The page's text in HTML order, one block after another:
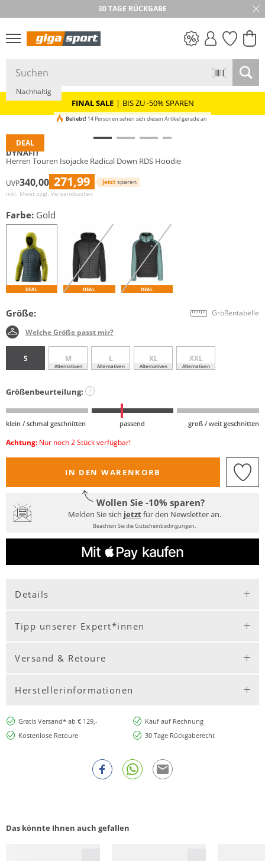
30 TAGE RÜCKGABE
PREIS & WERT
FINAL SALE | BIS ZU -50% SPAREN
DEAL
Nachhaltig
Beliebt! 14 Personen sehen sich diesen Artikel gerade an
DYNAFIT
Herren Touren Isojacke Radical Down RDS Hoodie
UVP340,00 271,99 Jetzt sparen
inkl. Mwst zzgl. Versandkosten
Farbe: Gold
DEAL DEAL DEAL
Größe: Größentabelle
Welche Größe passt mir?
S M
Alternativen
L
Alternativen
XL
Alternativen
XXL
Alternativen
Größenbeurteilung: ?
klein / schmal geschnitten passend groß / weit geschnitten
Achtung: Nur noch 2 Stück verfügbar!
IN DEN WARENKORB
Wollen Sie -10% sparen?
Melden Sie sich jetztfür den Newsletter an.
Beachten Sie die Gutscheinbedingungen.
Details
Tipp unserer Expert*innen
Versand & Retoure
Herstellerinformationen
Gratis Versand* ab € 129,-
Kauf auf Rechnung
Kostenlose Retoure
30 Tage Rückgaberecht
Das könnte Ihnen auch gefallen